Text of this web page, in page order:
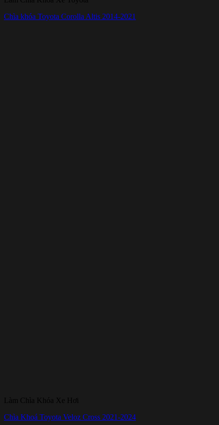
Chìa khóa Toyota Corolla Altis 2014-2021
Làm Chìa Khóa Xe Hơi
Chìa Khoá Toyota Veloz Cross 2021-2024